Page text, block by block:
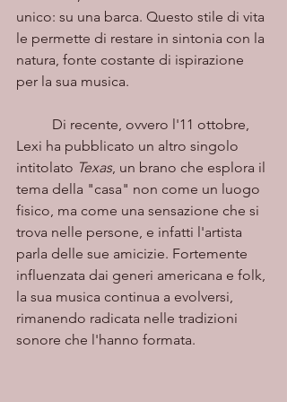
unico: su una barca. Questo stile di vita
le permette di restare in sintonia con la
natura, fonte costante di ispirazione
per la sua musica.
Lexi ha pubblicato un altro singolo
intitolato Texas, un brano che esplora il
tema della "casa" non come un luogo
fisico, ma come una sensazione che si
trova nelle persone, e infatti l'artista
parla delle sue amicizie. Fortemente
influenzata dai generi americana e folk,
la sua musica continua a evolversi,
rimanendo radicata nelle tradizioni
sonore che l'hanno formata.